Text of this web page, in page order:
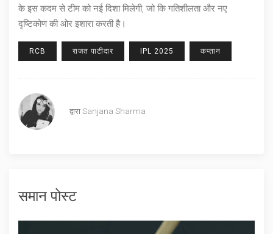
के इस कदम से टीम को नई दिशा मिलेगी, जो कि गतिशीलता और नए
दृष्टिकोण की ओर इशारा करती है।
RCB राजत पाटीदार IPL 2025 कप्तान
द्वारा Sanjana Sharma
समान पोस्ट